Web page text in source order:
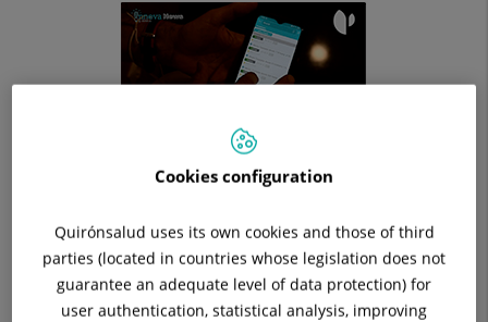
Cookies configuration
Quirónsalud uses its own cookies and those of third
parties (located in countries whose legislation does not
guarantee an adequate level of data protection) for
user authentication, statistical analysis, improving